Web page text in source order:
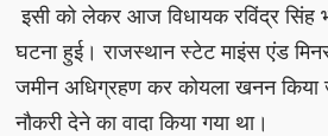
इसी को लेकर आज विधायक रविंद्र सिंह
घटना हुई। राजस्थान स्टेट माइंस एंड
जमीन अधिग्रहण कर कोयला खनन किया
नौकरी देने का वादा किया गया था।